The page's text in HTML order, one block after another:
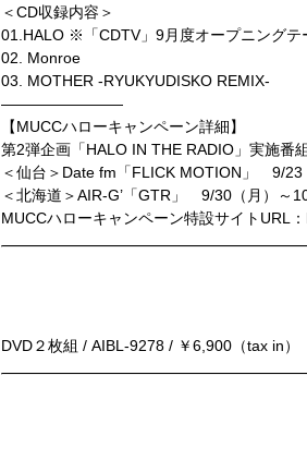
＜CD収録内容＞
01.HALO ※「CDTV」9月度オープニングテ
02. Monroe
03. MOTHER -RYUKYUDISKO REMIX-
————————
【MUCCハローキャンペーン詳細】
第2弾企画「HALO IN THE RADIO」実施番
＜仙台＞Date fm「FLICK MOTION」 9/
＜北海道＞AIR-G’「GTR」 9/30（月）～
MUCCハローキャンペーン特設サイトURL
DVD２枚組 / AIBL-9278 / ￥6,900（tax in）